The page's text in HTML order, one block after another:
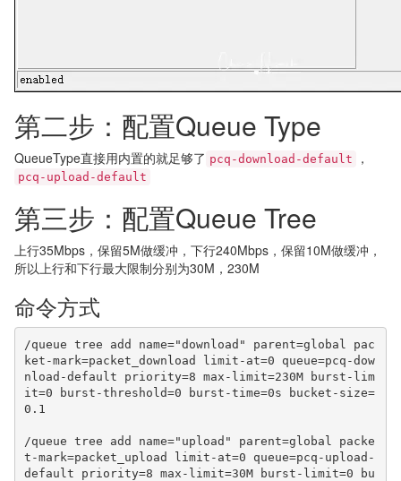
第二步：配置Queue Type
QueueType直接用内置的就足够了 pcq-download-default ，
pcq-upload-default
第三步：配置Queue Tree
上行35Mbps，保留5M做缓冲，下行240Mbps，保留10M做缓冲，
所以上行和下行最大限制分别为30M，230M
命令方式
/queue tree add name="download" parent=global pac
ket-mark=packet_download limit-at=0 queue=pcq-dow
nload-default priority=8 max-limit=230M burst-lim
it=0 burst-threshold=0 burst-time=0s bucket-size=
0.1
/queue tree add name="upload" parent=global packe
t-mark=packet_upload limit-at=0 queue=pcq-upload-
default priority=8 max-limit=30M burst-limit=0 bu